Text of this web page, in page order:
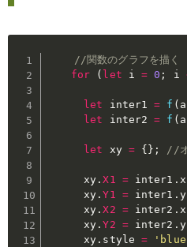
//関数のグラフを描く
for
( let i = 0 ; i
let inter1 = f ( a
let inter2 = f ( a
let xy = { } ; //オ
      xy
.X1 = inter1 . x
      xy
.Y1 = inter1 . y
      xy
.X2 = inter2 . x
      xy
.Y2 = inter2 . y
      xy
. style =